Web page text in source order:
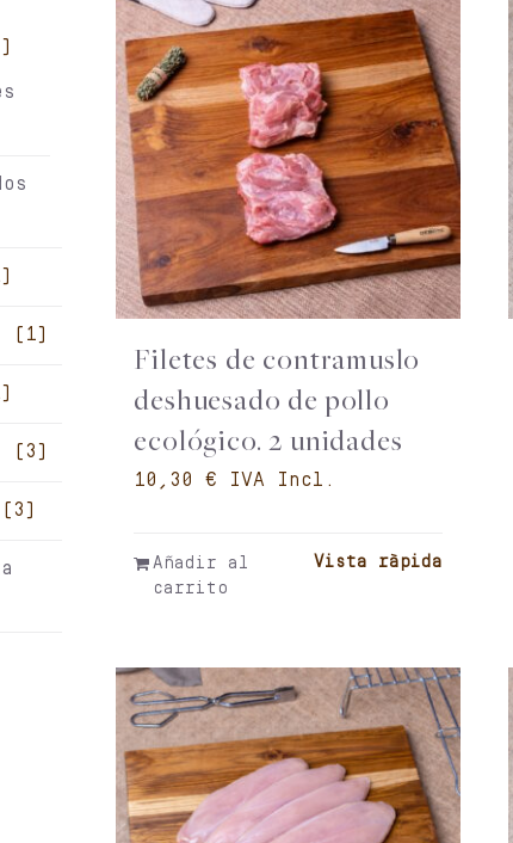
(1)
(3)
(3)
Filetes de contramuslo
deshuesado de pollo
ecológico. 2 unidades
€
Añadir al
carrito
Vista ràpida